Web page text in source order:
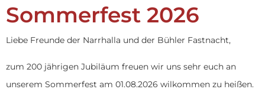
Sommerfest 2026
Liebe Freunde der Narrhalla und der Bühler Fastnacht,
zum 200 jährigen Jubiläum freuen wir uns sehr euch an
unserem Sommerfest am 01.08.2026 wilkommen zu heißen.